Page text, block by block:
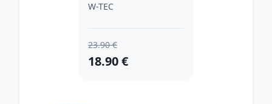
W-TEC
23.90 €
18.90 €